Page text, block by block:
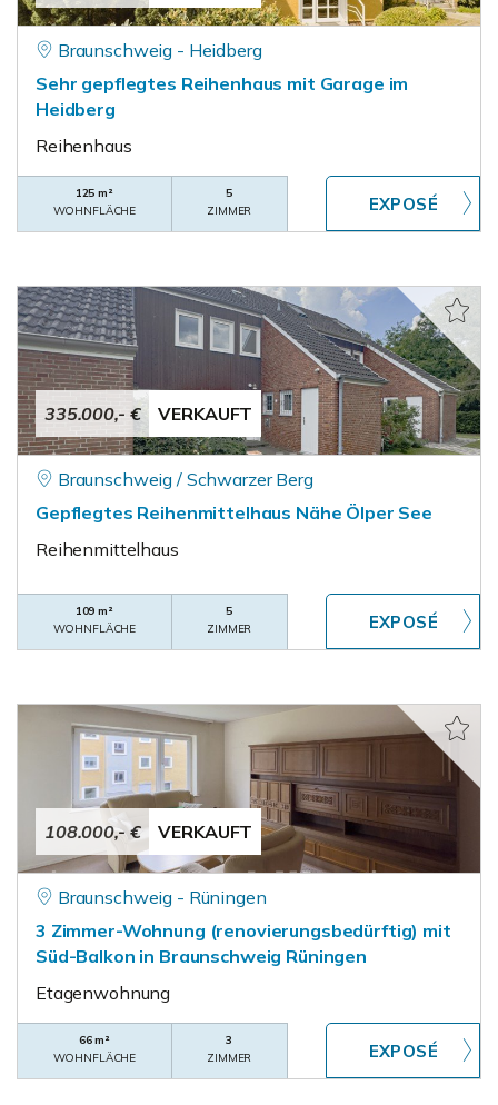
Braunschweig - Heidberg
Sehr gepflegtes Reihenhaus mit Garage im
Heidberg
Reihenhaus
125 m²
WOHNFLÄCHE
5
ZIMMER
335.000,- € VERKAUFT
Braunschweig / Schwarzer Berg
Gepflegtes Reihenmittelhaus Nähe Ölper See
Reihenmittelhaus
109 m²
WOHNFLÄCHE
5
ZIMMER
108.000,- € VERKAUFT
Braunschweig - Rüningen
3 Zimmer-Wohnung (renovierungsbedürftig) mit
Süd-Balkon in Braunschweig Rüningen
Etagenwohnung
66 m²
WOHNFLÄCHE
3
ZIMMER